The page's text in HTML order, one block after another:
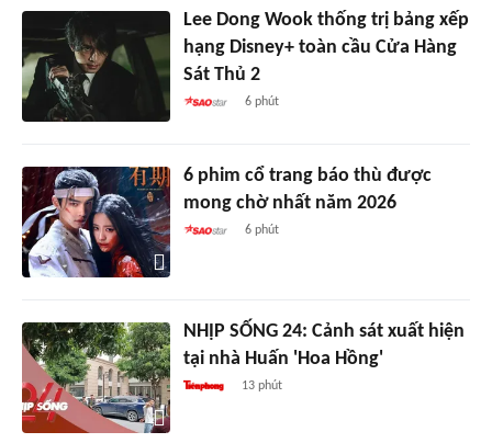
Lee Dong Wook thống trị bảng xếp
hạng Disney+ toàn cầu Cửa Hàng
Sát Thủ 2
6 phút
6 phim cổ trang báo thù được
mong chờ nhất năm 2026
6 phút
NHỊP SỐNG 24: Cảnh sát xuất hiện
tại nhà Huấn 'Hoa Hồng'
13 phút